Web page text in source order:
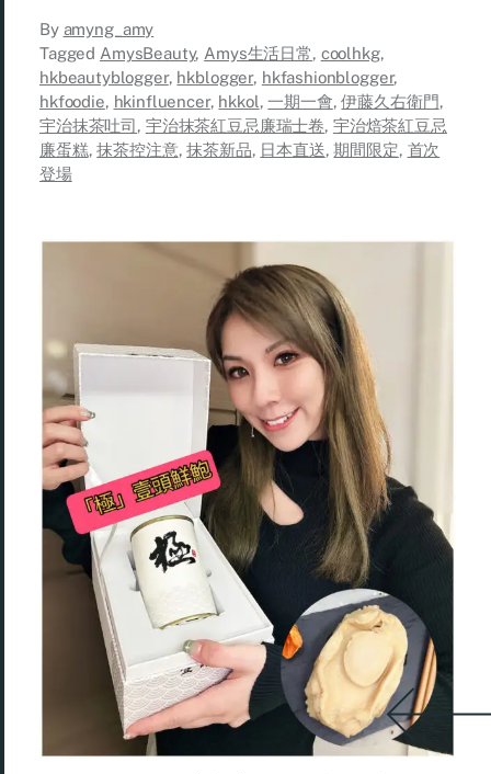
By amyng_amy
Tagged AmysBeauty, Amys生活日常, coolhkg,
hkbeautyblogger, hkblogger, hkfashionblogger,
hkfoodie, hkinfluencer, hkkol,一期一會,伊藤久右衛門,
宇治抹茶吐司 , 宇治抹茶紅豆忌廉瑞士卷, 宇治焙茶紅豆忌
廉蛋糕,抹茶控注意,抹茶新品, 日本直送,期間限定, 首次
登場